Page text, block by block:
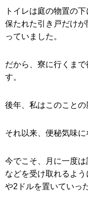
トイレは庭の物置の
保たれた引き戸だけ
っていました。
だから、寮に行くま
す。
後年、私はこのことの
それ以来、便秘気味に
今でこそ、月に一度
などを受け取れるよ
や2ドルを置いていっ